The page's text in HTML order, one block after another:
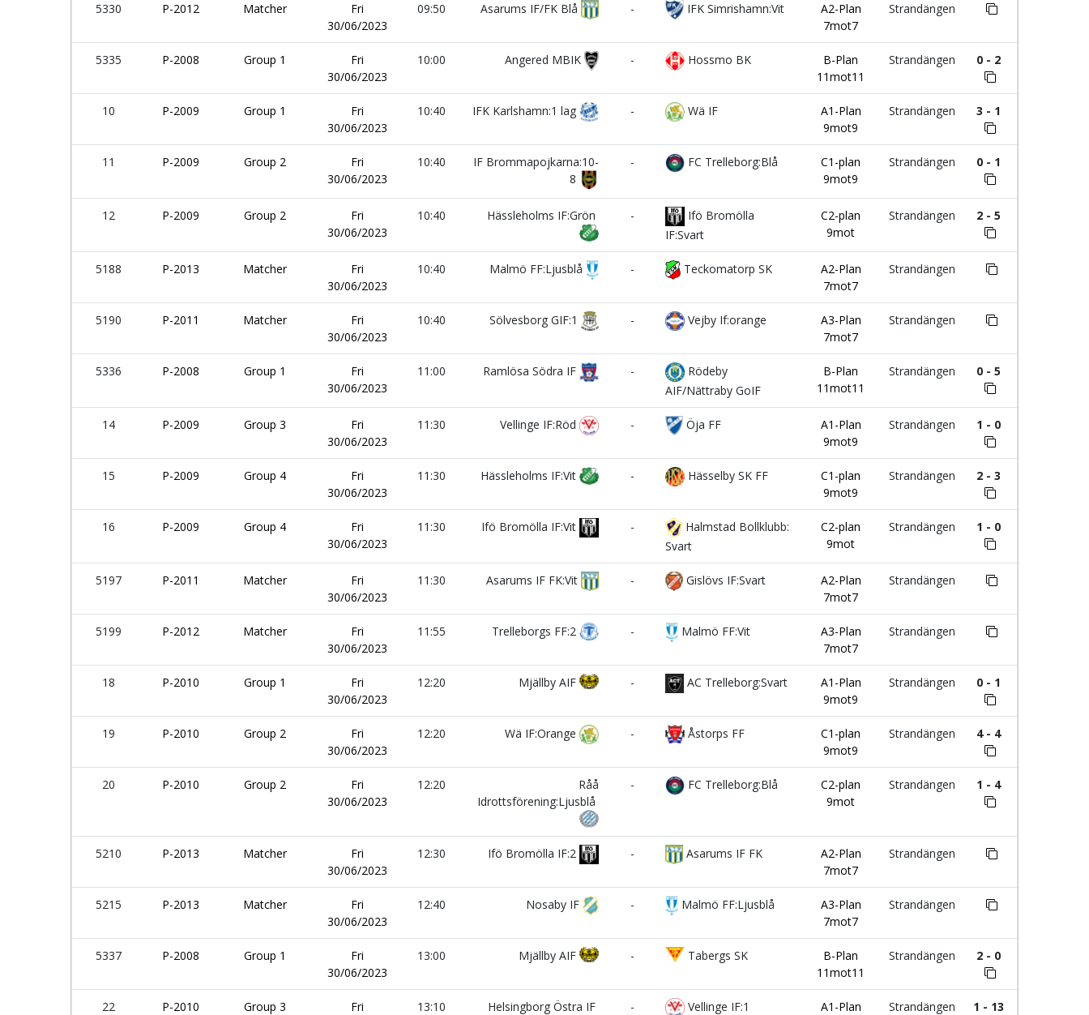
5330 P-2012 Matcher
Fri
30/06/2023
09:50 Asarums IF/FK Blå - IFK Simrishamn:Vit
A2-Plan
7mot7
Strandängen
5335 P-2008 Group 1
Fri
30/06/2023
10:00 Angered MBIK - Hossmo BK
B-Plan
11mot11
Strandängen 0 - 2
10 P-2009 Group 1
Fri
30/06/2023
10:40 IFK Karlshamn:1 lag - Wä IF
A1-Plan
9mot9
Strandängen 3 - 1
11 P-2009 Group 2
Fri
30/06/2023
10:40
IF Brommapojkarna:10-
8
- FC Trelleborg:Blå
C1-plan
9mot9
Strandängen 0 - 1
12 P-2009 Group 2
Fri
30/06/2023
10:40 Hässleholms IF:Grön -
Ifö Bromölla
IF:Svart
C2-plan
9mot
Strandängen 2 - 5
5188 P-2013 Matcher
Fri
30/06/2023
10:40 Malmö FF:Ljusblå - Teckomatorp SK
A2-Plan
7mot7
Strandängen
5190 P-2011 Matcher
Fri
30/06/2023
10:40 Sölvesborg GIF:1 - Vejby If:orange
A3-Plan
7mot7
Strandängen
5336 P-2008 Group 1
Fri
30/06/2023
11:00 Ramlösa Södra IF -
Rödeby
AIF/Nättraby GoIF
B-Plan
11mot11
Strandängen 0 - 5
14 P-2009 Group 3
Fri
30/06/2023
11:30 Vellinge IF:Röd - Öja FF
A1-Plan
9mot9
Strandängen 1 - 0
15 P-2009 Group 4
Fri
30/06/2023
11:30 Hässleholms IF:Vit - Hässelby SK FF
C1-plan
9mot9
Strandängen 2 - 3
16 P-2009 Group 4
Fri
30/06/2023
11:30 Ifö Bromölla IF:Vit -
Halmstad Bollklubb:
Svart
C2-plan
9mot
Strandängen 1 - 0
5197 P-2011 Matcher
Fri
30/06/2023
11:30 Asarums IF FK:Vit - Gislövs IF:Svart
A2-Plan
7mot7
Strandängen
5199 P-2012 Matcher
Fri
30/06/2023
11:55 Trelleborgs FF:2 - Malmö FF:Vit
A3-Plan
7mot7
Strandängen
18 P-2010 Group 1
Fri
30/06/2023
12:20 Mjällby AIF - AC Trelleborg:Svart
A1-Plan
9mot9
Strandängen 0 - 1
19 P-2010 Group 2
Fri
30/06/2023
12:20 Wä IF:Orange - Åstorps FF
C1-plan
9mot9
Strandängen 4 - 4
20 P-2010 Group 2
Fri
30/06/2023
12:20
Råå
Idrottsförening:Ljusblå
- FC Trelleborg:Blå
C2-plan
9mot
Strandängen 1 - 4
5210 P-2013 Matcher
Fri
30/06/2023
12:30 Ifö Bromölla IF:2 - Asarums IF FK
A2-Plan
7mot7
Strandängen
5215 P-2013 Matcher
Fri
30/06/2023
12:40 Nosaby IF - Malmö FF:Ljusblå
A3-Plan
7mot7
Strandängen
5337 P-2008 Group 1
Fri
30/06/2023
13:00 Mjällby AIF - Tabergs SK
B-Plan
11mot11
Strandängen 2 - 0
22 P-2010 Group 3
Fri
13:10 Helsingborg Östra IF - Vellinge IF:1
A1-Plan
Strandängen 1 - 13